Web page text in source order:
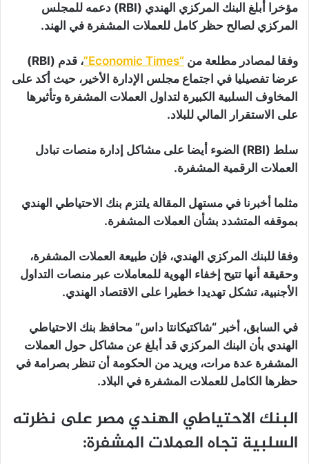
مؤخرا أبلغ البنك المركزي الهندي (RBI) دعمه للمجلس
المركزي لصالح حظر كامل للعملات المشفرة في الهند.
وفقا لمصادر مطلعة من “Economic Times”
، قدم (RBI)
عرضا تفصيليا في اجتماع مجلس الإدارة الأخير، حيث أكد على
المخاوف السلبية الكبيرة لتداول العملات المشفرة وتأثيرها
على الاستقرار المالي للبلاد.
سلط (RBI) الضوء أيضا على مشاكل إدارة منصات تبادل
العملات الرقمية المشفرة.
مثلما أخبرنا في مستهل المقالة يلتزم بنك الاحتياطي الهندي
بموقفه المتشدد بشأن العملات المشفرة.
وفقا للبنك المركزي الهندي، فإن طبيعة العملات المشفرة،
وحقيقة أنها تتيح إخفاء الهوية للمعاملات عبر منصات التداول
الأجنبية، تشكل تهديدا خطيرا على الاقتصاد الهندي.
في السابق، أخبر “شاكتيكانتا داس” محافظ بنك الاحتياطي
الهندي بأن البنك المركزي قد أبلغ عن مشاكل حول العملات
المشفرة عدة مرات، ويريد من الحكومة أن تنظر بصرامة في
حظرها الكامل للعملات المشفرة في البلاد.
البنك الاحتياطي الهندي مصر على نظرته
السلبية تجاه العملات المشفرة: